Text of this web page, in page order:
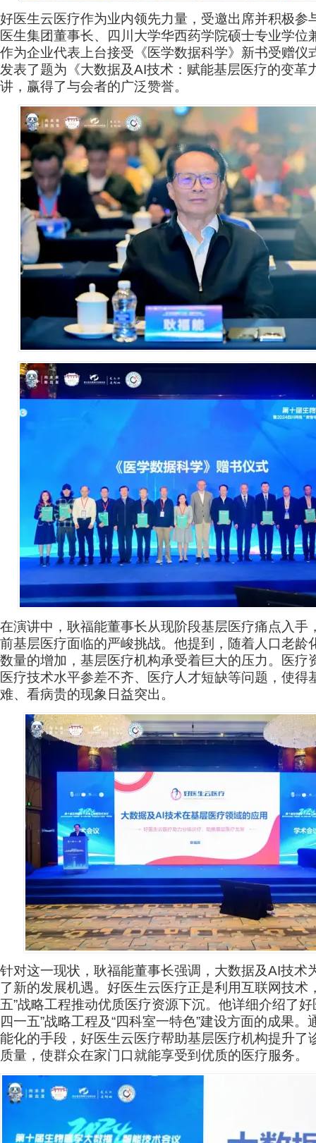
好医生云医疗作为业内领先力量，受邀出席并积极参
医生集团董事长、四川大学华西药学院硕士专业学位
作为企业代表上台接受《医学数据科学》新书受赠仪
发表了题为《大数据及AI技术：赋能基层医疗的变革
讲，赢得了与会者的广泛赞誉。
在演讲中，耿福能董事长从现阶段基层医疗痛点入手
前基层医疗面临的严峻挑战。他提到，随着人口老龄
数量的增加，基层医疗机构承受着巨大的压力。医疗
医疗技术水平参差不齐、医疗人才短缺等问题，使得
难、看病贵的现象日益突出。
针对这一现状，耿福能董事长强调，大数据及AI技术
了新的发展机遇。好医生云医疗正是利用互联网技术
五”战略工程推动优质医疗资源下沉。他详细介绍了好
四一五”战略工程及“四科室一特色”建设方面的成果。
能化的手段，好医生云医疗帮助基层医疗机构提升了
质量，使群众在家门口就能享受到优质的医疗服务。